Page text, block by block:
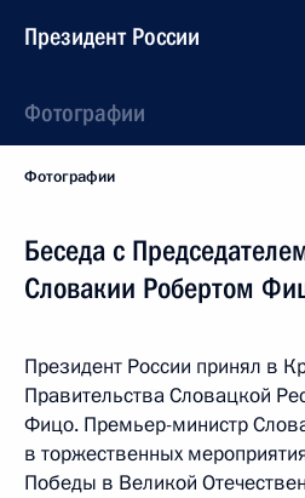
Президент России
Фотографии
Фотографии
Беседа с
Словакии Робертом
Президент России принял в
Правительства Словацкой
Фицо. Премьер-министр
в торжественных
Победы в Великой